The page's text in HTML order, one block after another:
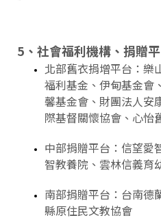
5、社會福利機構、捐贈
北部舊衣捐增平台： 樂
福利基金 、 伊甸基金會 、
馨基金會 、 財團法人安
際基督關懷協會 、 心怡
中部捐贈平台： 信望愛
智教養院 、 雲林信義育
南部捐贈平台： 台南德
縣原住民文教協會